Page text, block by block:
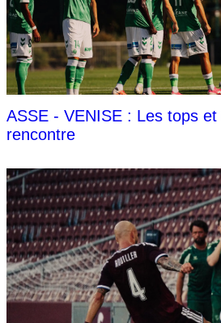
ASSE - VENISE : Les tops
rencontre